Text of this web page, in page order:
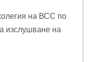
на ВСС по
изслушване на